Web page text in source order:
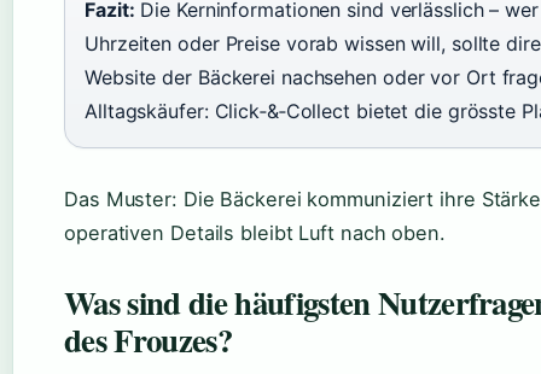
Fazit: Die Kerninformationen sind verlässlich –
Uhrzeiten oder Preise vorab wissen will, sollte
Website der Bäckerei nachsehen oder vor Ort
Alltagskäufer: Click‑&‑Collect bietet die grösste
Das Muster: Die Bäckerei kommuniziert ihre
operativen Details bleibt Luft nach oben.
Was sind die häufigsten
des Frouzes?